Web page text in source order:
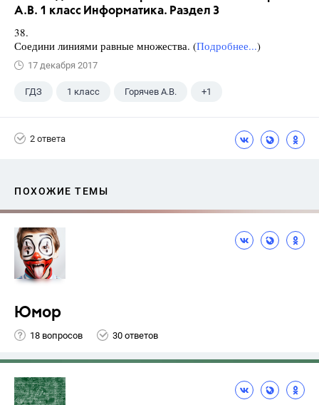
А.В. 1 класс Информатика. Раздел 3
38.
Соедини линиями равные множества. (Подробнее...)
17 декабря 2017
ГДЗ 1 класс Горячев А.В. +1
2 ответа
ПОХОЖИЕ ТЕМЫ
Юмор
18 вопросов 30 ответов